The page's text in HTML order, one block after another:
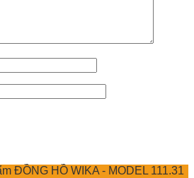
ĐỒNG HỒ WIKA - MODEL 111.31